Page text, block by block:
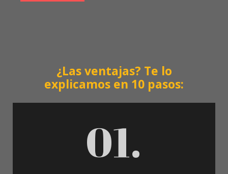
¿Las ventajas? Te lo
explicamos en 10 pasos:
01.